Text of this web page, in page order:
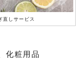
直しサービス
化粧用品